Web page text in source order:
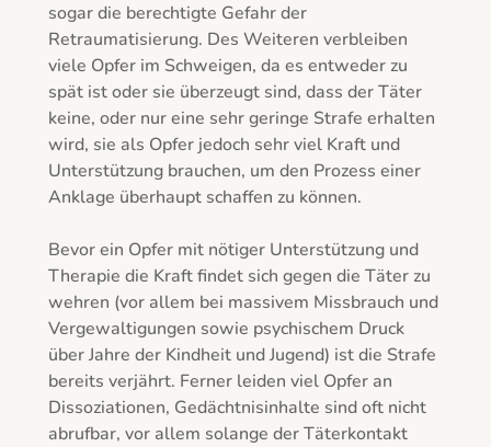
sogar die berechtigte Gefahr der
Retraumatisierung. Des Weiteren verbleiben
viele Opfer im Schweigen, da es entweder zu
spät ist oder sie überzeugt sind, dass der Täter
keine, oder nur eine sehr geringe Strafe erhalten
wird, sie als Opfer jedoch sehr viel Kraft und
Unterstützung brauchen, um den Prozess einer
Anklage überhaupt schaffen zu können.
Bevor ein Opfer mit nötiger Unterstützung und
Therapie die Kraft findet sich gegen die Täter zu
wehren (vor allem bei massivem Missbrauch und
Vergewaltigungen sowie psychischem Druck
über Jahre der Kindheit und Jugend) ist die Strafe
bereits verjährt. Ferner leiden viel Opfer an
Dissoziationen, Gedächtnisinhalte sind oft nicht
abrufbar, vor allem solange der Täterkontakt